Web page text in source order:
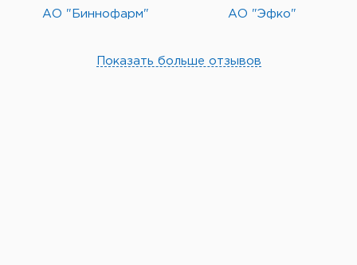
АО "Биннофарм" АО "Эфко"
Показать больше отзывов